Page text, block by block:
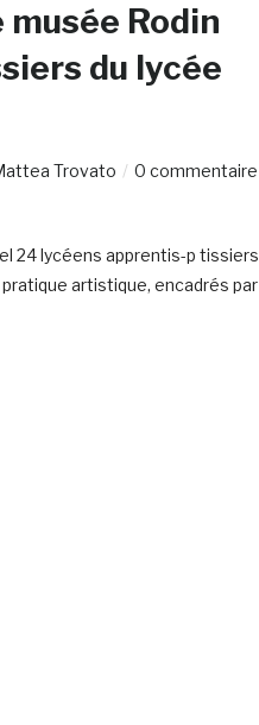
Rodin
du lycée
Trovato 0 commentaire
24 lycéens apprentis-p tissiers
artistique, encadrés par